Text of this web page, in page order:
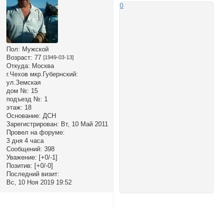
Пол: Мужской
Возраст: 77 [1949-03-13]
Откуда: Москва
г.Чехов мкр.Губернский:
ул.Земская
дом №: 15
подъезд №: 1
этаж: 18
Основание: ДСН
Зарегистрирован: Вт, 10 Май 2011
Провел на форуме:
3 дня 4 часа
Сообщений: 398
Уважение: [+0/-1]
Позитив: [+0/-0]
Последний визит:
Вс, 10 Ноя 2019 19:52
0